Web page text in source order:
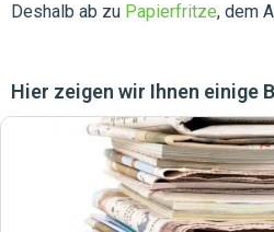
Deshalb ab zu Papierfritze, dem
Hier zeigen wir Ihnen einige